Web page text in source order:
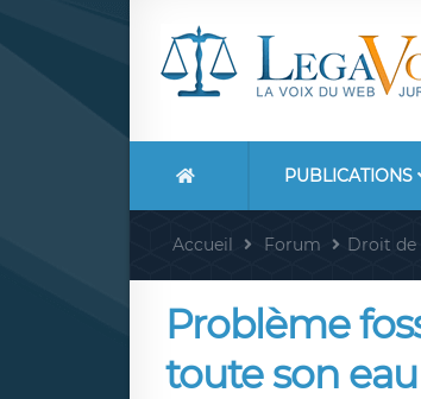
PUBLICATIONS
Accueil Forum Droit de
Problème
toute son